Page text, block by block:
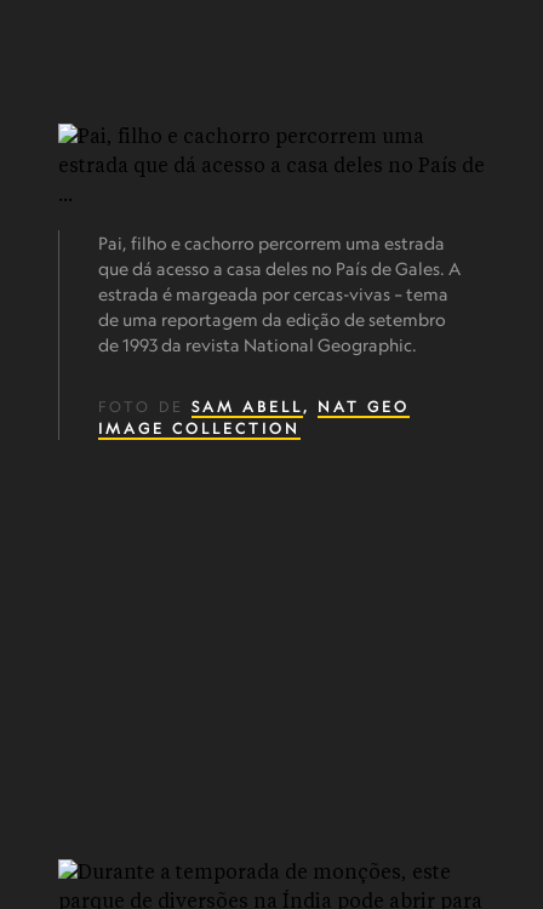
Pai, filho e cachorro percorrem uma estrada
que dá acesso a casa deles no País de Gales. A
estrada é margeada por cercas-vivas – tema
de uma reportagem da edição de setembro
de 1993 da revista National Geographic.
FOTO DE SAM ABELL, NAT GEO
IMAGE COLLECTION